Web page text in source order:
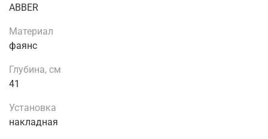
ABBER
Материал
фаянс
Глубина, см
41
Установка
накладная